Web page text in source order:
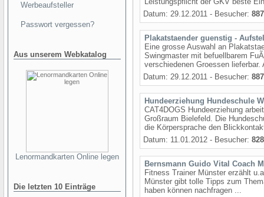
Werbeaufsteller
Passwort vergessen?
Aus unserem Webkatalog
Lenormandkarten Online legen
Die letzten 10 Einträge
Datum: 29.12.2011 - Besucher:
Plakatstaender guenstig -
Eine grosse Auswahl an
Swingmaster mit befuellbarem
verschiedenen Groessen
Datum: 29.12.2011 - Besucher:
Hundeerziehung Hundeschule
CAT4DOGS Hundeerziehung
Großraum Bielefeld. Die
die Körpersprache den
Datum: 11.01.2012 - Besucher:
Bernsmann Guido Vital Coach
Fitness Trainer Münster erzählt
Münster gibt tolle Tipps zum
haben können nachfragen ...